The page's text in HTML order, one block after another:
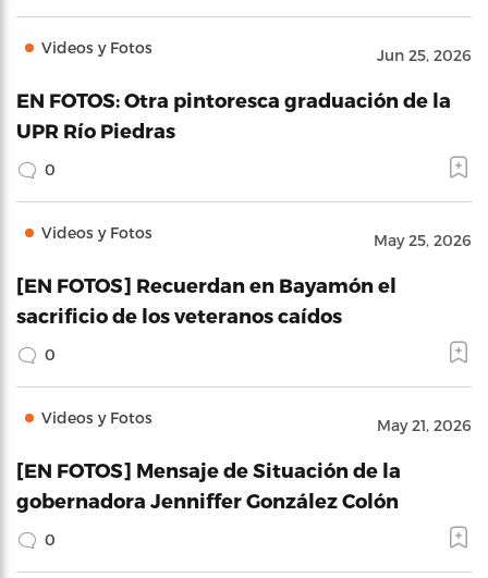
Videos y Fotos Jun 25, 2026
EN FOTOS: Otra pintoresca graduación de la
UPR Río Piedras
0
Videos y Fotos May 25, 2026
[EN FOTOS] Recuerdan en Bayamón el
sacrificio de los veteranos caídos
0
Videos y Fotos May 21, 2026
[EN FOTOS] Mensaje de Situación de la
gobernadora Jenniffer González Colón
0